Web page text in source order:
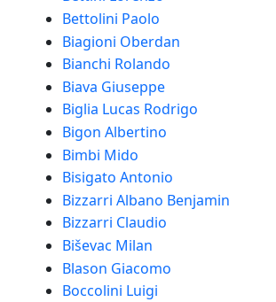
Bettolini Paolo
Biagioni Oberdan
Bianchi Rolando
Biava Giuseppe
Biglia Lucas Rodrigo
Bigon Albertino
Bimbi Mido
Bisigato Antonio
Bizzarri Albano Benjamin
Bizzarri Claudio
Biševac Milan
Blason Giacomo
Boccolini Luigi